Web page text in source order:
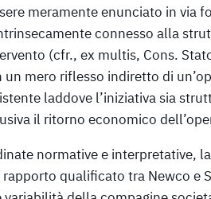
meramente enunciato in via
connesso alla
(cfr., ex multis, Cons.
mero riflesso indiretto di
laddove l’iniziativa sia
il ritorno economico
normative e interpretative,
qualificato tra Newco e